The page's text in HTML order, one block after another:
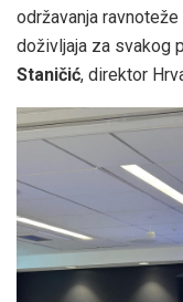
održavanja
doživljaja za svakog
Staničić, direktor